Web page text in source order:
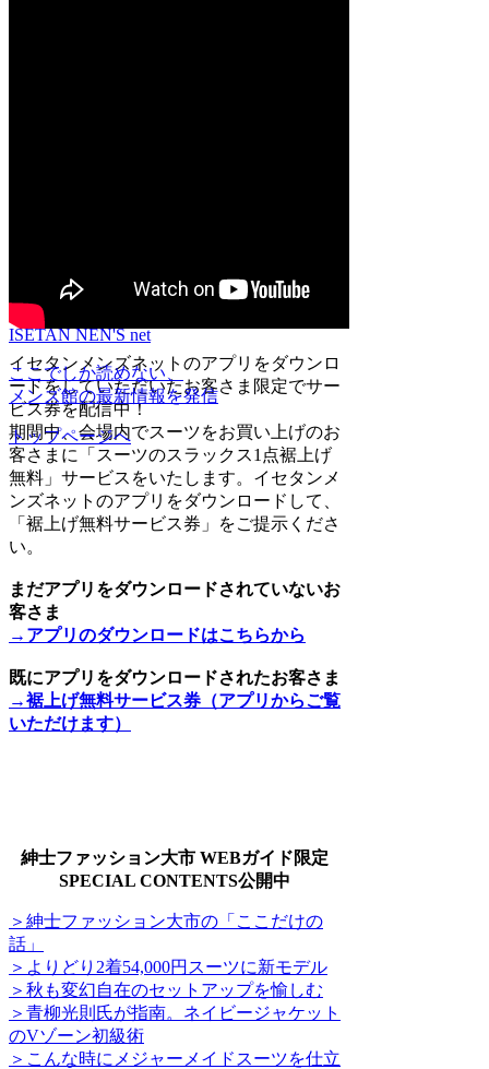
イセタンメンズネットのアプリをダウンロ
ードをしていただいたお客さま限定でサー
ビス券を配信中！
期間中、会場内でスーツをお買い上げのお
客さまに「スーツのスラックス1点裾上げ
無料」サービスをいたします。イセタンメ
ンズネットのアプリをダウンロードして、
「裾上げ無料サービス券」をご提示くださ
い。
まだアプリをダウンロードされていないお
客さま
→アプリのダウンロードはこちらから
既にアプリをダウンロードされたお客さま
→裾上げ無料サービス券（アプリからご覧
いただけます）
紳士ファッション大市 WEBガイド限定
SPECIAL CONTENTS公開中
＞紳士ファッション大市の「ここだけの
話」
＞よりどり2着54,000円スーツに新モデル
＞秋も変幻自在のセットアップを愉しむ
＞青柳光則氏が指南。ネイビージャケット
のVゾーン初級術
＞こんな時にメジャーメイドスーツを仕立
ここでしか読めない、
メンズ館の最新情報を発信
トップページへ